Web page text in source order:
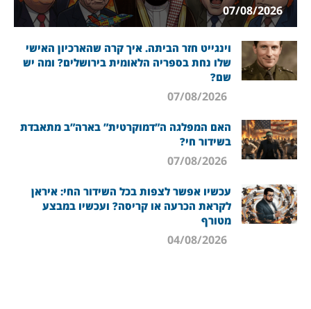
07/08/2026
וינגייט חזר הביתה. איך קרה שהארכיון האישי
שלו נחת בספריה הלאומית בירושלים? ומה יש
שם?
האם המפלגה ה”דמוקרטית” בארה”ב מתאבדת
בשידור חי?
עכשיו אפשר לצפות בכל השידור החי: איראן
לקראת הכרעה או קריסה? ועכשיו במבצע
מטורף